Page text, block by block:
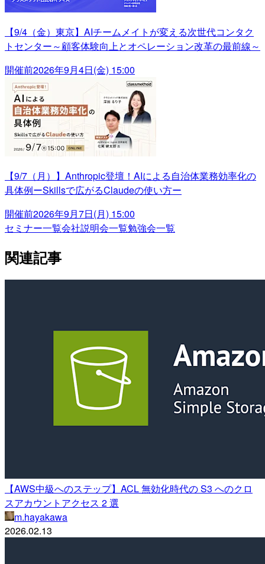
【9/4（金）東京】AIチームメイトが変える次世代コンタク
トセンター～顧客体験向上とオペレーション改革の最前線～
開催前2026年9月4日(金) 15:00
【9/7（月）】Anthropic登壇！AIによる自治体業務効率化の
具体例ーSkillsで広がるClaudeの使い方ー
開催前2026年9月7日(月) 15:00
セミナー一覧会社説明会一覧勉強会一覧
関連記事
【AWS中級へのステップ】ACL 無効化時代の S3 へのクロ
スアカウントアクセス 2 選
m.hayakawa
2026.02.13